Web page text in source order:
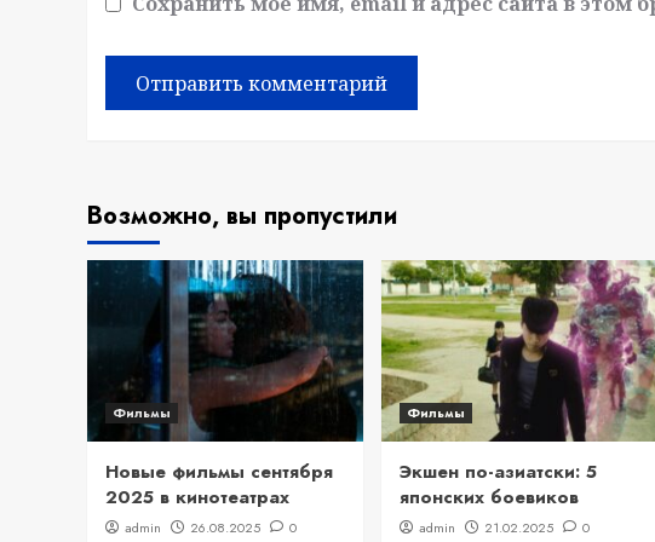
Возможно, вы пропустили
Фильмы
Новые фильмы сентября
2025 в кинотеатрах
admin 26.08.2025 0
Фильмы
Экшен по-азиатски: 5
японских боевиков
admin 21.02.2025 0